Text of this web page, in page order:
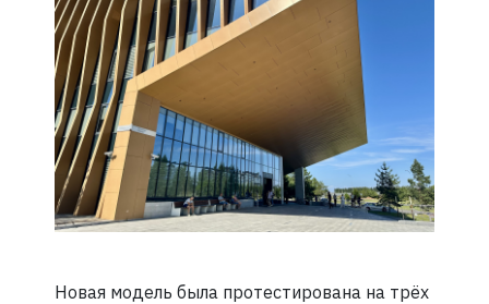
Новая модель была протестирована на трёх